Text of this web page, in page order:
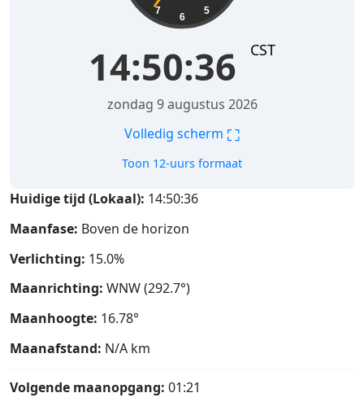
5
6
7
14:50:37 CST
zondag 9 augustus 2026
Volledig scherm ⛶
Toon 12-uurs formaat
Huidige tijd (Lokaal): 14:50:37
Maanfase: Boven de horizon
Verlichting: 15.0%
Maanrichting: WNW (292.7°)
Maanhoogte: 16.78°
Maanafstand: N/A km
Volgende maanopgang: 01:21